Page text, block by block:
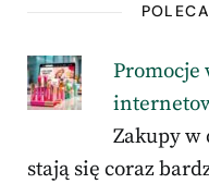
Promocje
Zakupy
stają się coraz